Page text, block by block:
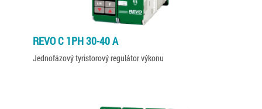
REVO C 1PH 30-40 A
Jednofázový tyristorový regulátor výkonu